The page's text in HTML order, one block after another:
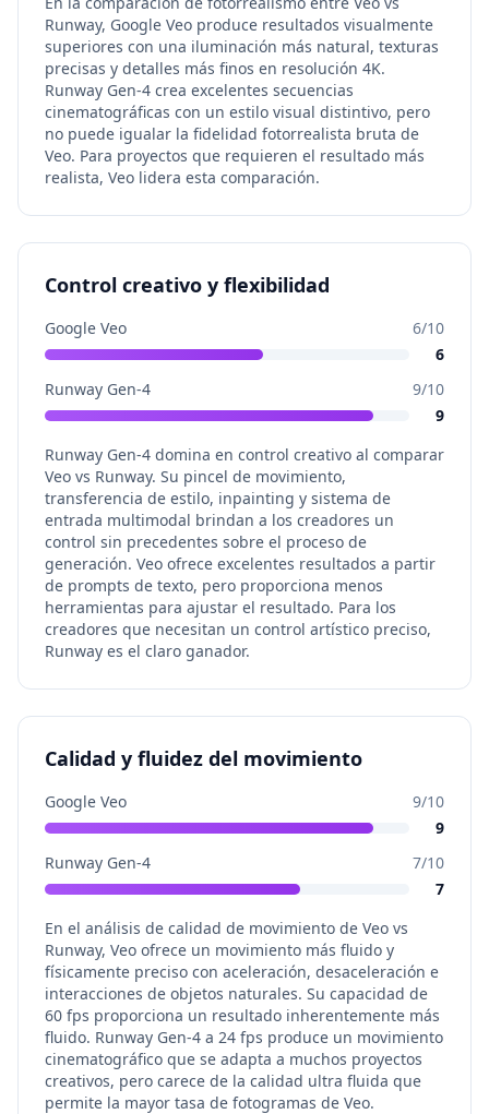
Runway, Google Veo produce resultados visualmente
superiores con una iluminación más natural, texturas
precisas y detalles más finos en resolución 4K.
Runway Gen-4 crea excelentes secuencias
cinematográficas con un estilo visual distintivo, pero
no puede igualar la fidelidad fotorrealista bruta de
Veo. Para proyectos que requieren el resultado más
realista, Veo lidera esta comparación.
Control creativo y flexibilidad
Google Veo 6/10
6
Runway Gen-4
9/10
9
Runway Gen-4 domina en control creativo al comparar
Veo vs Runway. Su pincel de movimiento,
transferencia de estilo, inpainting y sistema de
entrada multimodal brindan a los creadores un
control sin precedentes sobre el proceso de
generación. Veo ofrece excelentes resultados a partir
de prompts de texto, pero proporciona menos
herramientas para ajustar el resultado. Para los
creadores que necesitan un control artístico preciso,
Runway es el claro ganador.
Calidad y fluidez del movimiento
Google Veo 9/10
9
Runway Gen-4
7/10
7
En el análisis de calidad de movimiento de Veo vs
Runway, Veo ofrece un movimiento más fluido y
físicamente preciso con aceleración, desaceleración e
interacciones de objetos naturales. Su capacidad de
60 fps proporciona un resultado inherentemente más
fluido. Runway Gen-4 a 24 fps produce un movimiento
cinematográfico que se adapta a muchos proyectos
creativos, pero carece de la calidad ultra fluida que
permite la mayor tasa de fotogramas de Veo.